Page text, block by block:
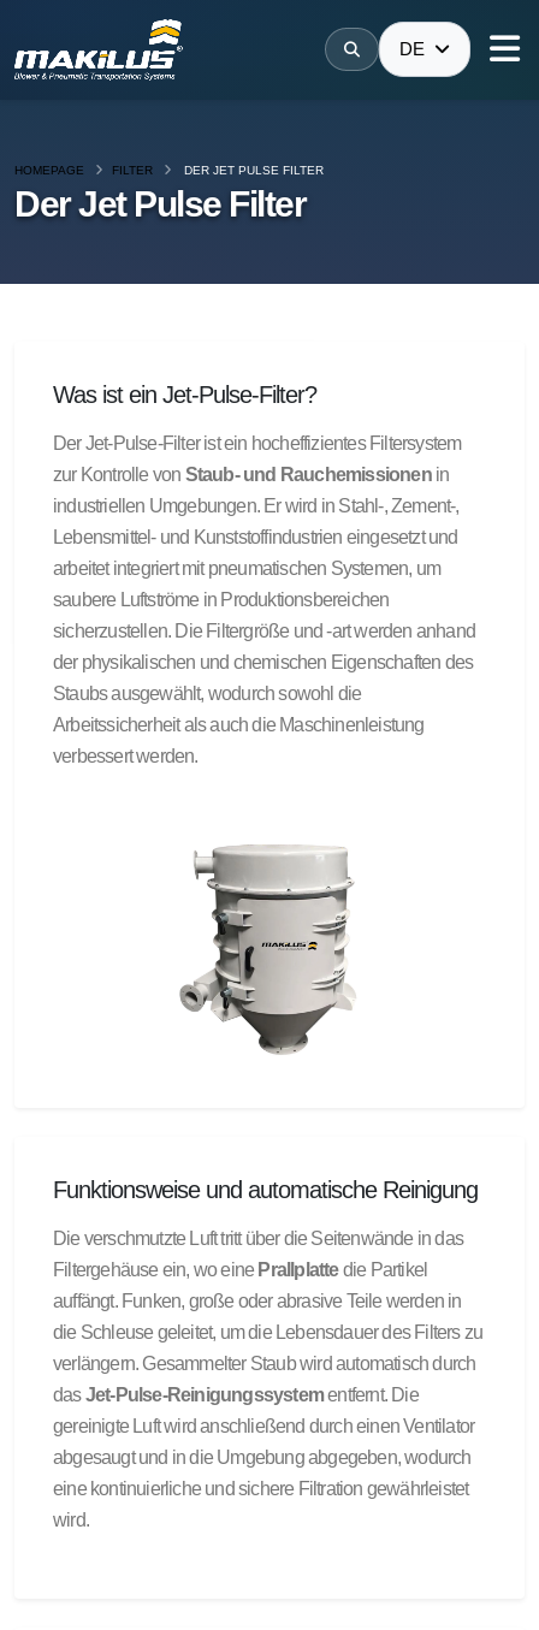
DE
Der Jet Pulse Filter
HOMEPAGE FILTER DER JET PULSE FILTER
Was ist ein Jet-Pulse-Filter?
Der Jet-Pulse-Filter ist ein hocheffizientes Filtersystem
zur Kontrolle von Staub- und Rauchemissionenin
industriellen Umgebungen. Er wird in Stahl-, Zement-,
Lebensmittel- und Kunststoffindustrien eingesetzt und
arbeitet integriert mit pneumatischen Systemen, um
saubere Luftströme in Produktionsbereichen
sicherzustellen. Die Filtergröße und -art werden anhand
der physikalischen und chemischen Eigenschaften des
Staubs ausgewählt, wodurch sowohl die
Arbeitssicherheit als auch die Maschinenleistung
verbessert werden.
Funktionsweise und automatische Reinigung
Die verschmutzte Luft tritt über die Seitenwände in das
Filtergehäuse ein, wo eine Prallplattedie Partikel
auffängt. Funken, große oder abrasive Teile werden in
die Schleuse geleitet, um die Lebensdauer des Filters zu
verlängern. Gesammelter Staub wird automatisch durch
dasJet-Pulse-Reinigungssystementfernt. Die
gereinigte Luft wird anschließend durch einen Ventilator
abgesaugt und in die Umgebung abgegeben, wodurch
eine kontinuierliche und sichere Filtration gewährleistet
wird.